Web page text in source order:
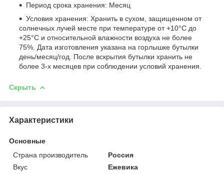
Период срока хранения: Месяц
Условия хранения: Хранить в сухом, защищенном от
солнечных лучей месте при температуре от +10°С до
+25°С и относительной влажности воздуха не более
75%. Дата изготовления указана на горлышке бутылки
день/месяц/год. После вскрытия бутылки хранить не
более 3-х месяцев при соблюдении условий хранения.
Скрыть
Характеристики
Основные
Страна производитель
Россия
Вкус
Ежевика